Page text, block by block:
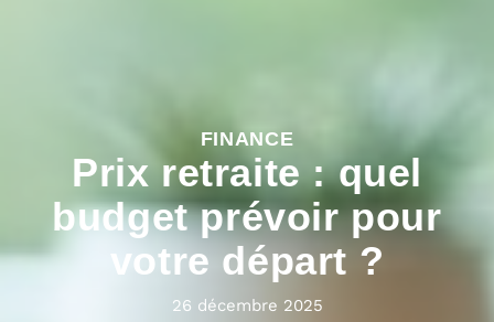
FINANCE
Prix retraite : quel
budget prévoir pour
votre départ ?
26 décembre 2025